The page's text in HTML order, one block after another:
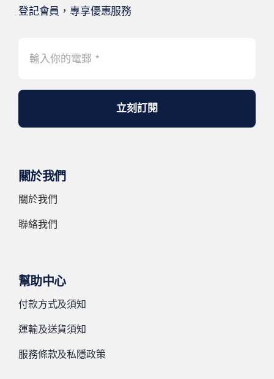
登記會員，專享優惠服務
立刻訂閱
關於我們
關於我們
聯絡我們
幫助中心
付款方式及須知
運輸及送貨須知
服務條款及私隱政策